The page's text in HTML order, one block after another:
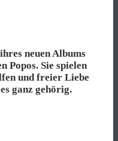
neuen Albums
Popos. Sie spielen
und freier Liebe
ganz gehörig.